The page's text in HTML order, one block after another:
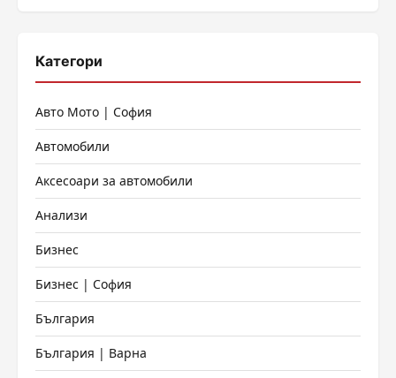
Категори
Авто Мото | София
Автомобили
Аксесоари за автомобили
Анализи
Бизнес
Бизнес | София
България
България | Варна